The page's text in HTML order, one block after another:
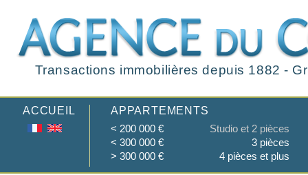
Transactions immobilières depuis 1882 -
ACCUEIL
APPARTEMENTS
< 200 000 €
< 300 000 €
> 300 000 €
Studio et 2 pièces
3 pièces
4 pièces et plus